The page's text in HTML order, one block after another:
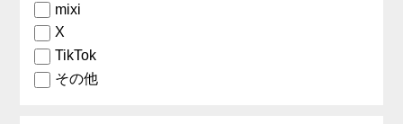
mixi
X
TikTok
その他